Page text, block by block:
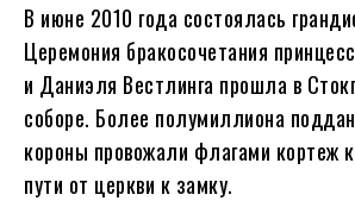
В июне 2010 года состоялась
Церемония бракосочетания
и Даниэля Вестлинга прошла в
соборе. Более полумиллиона
короны провожали флагами кортеж
пути от церкви к замку.